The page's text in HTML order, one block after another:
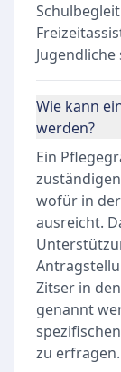
Wie kann
werden?
Ein
wofür in
ausreicht.
Zitser in
genannt
zu erfragen.